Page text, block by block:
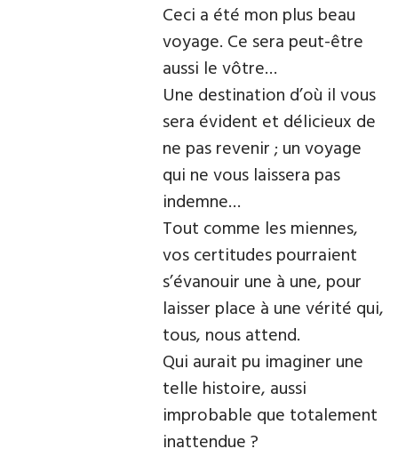
Ceci a été mon plus beau
voyage. Ce sera peut-être
aussi le vôtre…
Une destination d’où il vous
sera évident et délicieux de
ne pas revenir ; un voyage
qui ne vous laissera pas
indemne…
Tout comme les miennes,
vos certitudes pourraient
s’évanouir une à une, pour
laisser place à une vérité qui,
tous, nous attend.
Qui aurait pu imaginer une
telle histoire, aussi
improbable que totalement
inattendue ?